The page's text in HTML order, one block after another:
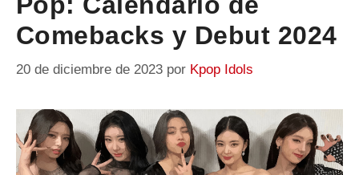
Comebacks y Debut 2024
20 de diciembre de 2023 por Kpop Idols